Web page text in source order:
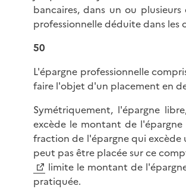
bancaires, dans un ou
professionnelle déduite dans
50
L'épargne professionnelle
faire l'objet d'un placement en
Symétriquement, l'épargne
excède le montant de
fraction de l'épargne qui
peut pas être placée sur ce
limite le montant de
pratiquée.